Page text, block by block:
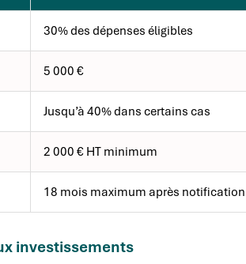
30% des dépenses éligibles
5 000 €
Jusqu’à 40% dans certains cas
2 000 € HT minimum
18 mois maximum après notification
investissements